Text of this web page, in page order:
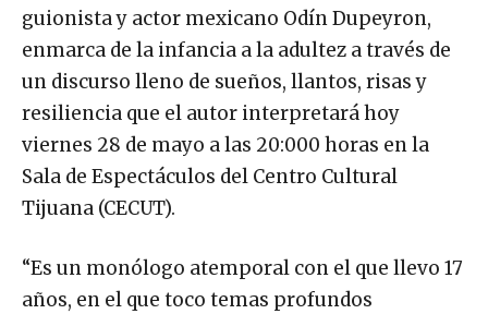
guionista y actor mexicano Odín Dupeyron,
enmarca de la infancia a la adultez a través de
un discurso lleno de sueños, llantos, risas y
resiliencia que el autor interpretará hoy
viernes 28 de mayo a las 20:000 horas en la
Sala de Espectáculos del Centro Cultural
Tijuana (CECUT).
“Es un monólogo atemporal con el que llevo 17
años, en el que toco temas profundos